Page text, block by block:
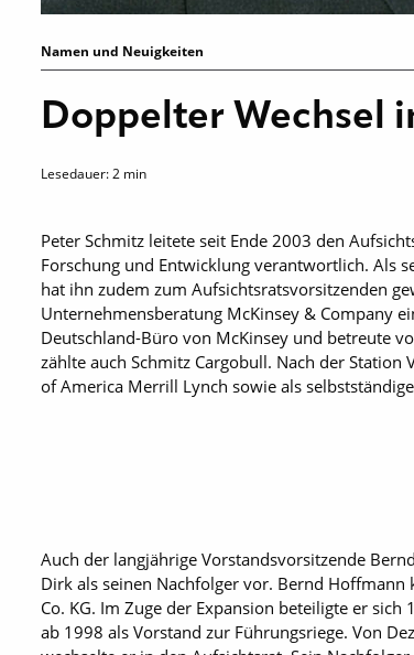
Namen und Neuigkeiten
Doppelter Wechsel
Lesedauer:2 min
Peter Schmitz leitete seit Ende 2003 den
Forschung und Entwicklung verantwortlich. Als
hat ihn zudem zum Aufsichtsratsvorsitzenden
Unternehmensberatung McKinsey & Company
Deutschland-Büro von McKinsey und betreute
zählte auch Schmitz Cargobull. Nach der
of America Merrill Lynch sowie als
Auch der langjährige Vorstandsvorsitzende
Dirk als seinen Nachfolger vor. Bernd
Co. KG. Im Zuge der Expansion beteiligte er
ab 1998 als Vorstand zur Führungsriege. Von